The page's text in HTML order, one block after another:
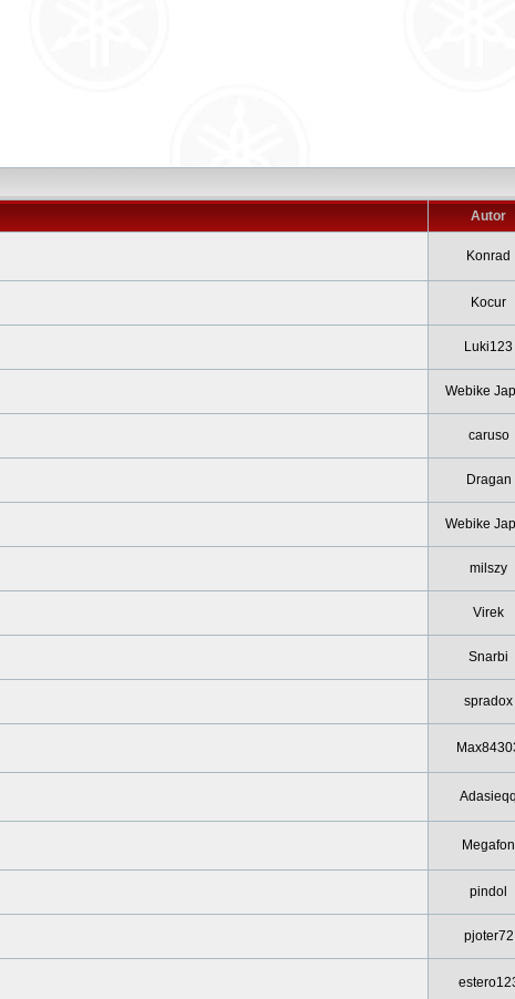
Autor
Konrad
Kocur
Luki123
Webike
caruso
Dragan
Webike
milszy
Virek
Snarbi
spradox
Adasieqq
Megafon
pindol
pjoter72